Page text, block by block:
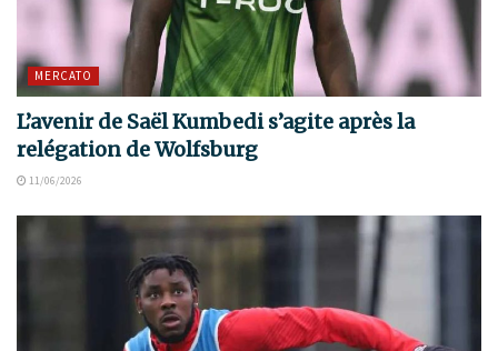
MERCATO
L’avenir de Saël Kumbedi s’agite après la
relégation de Wolfsburg
11/06/2026